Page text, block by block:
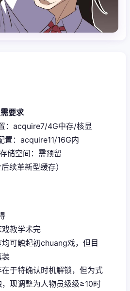
要求
​：acquire7/4G中存/核显
置​ ​：acquire11/16G内
​存储空间​ ​：需预留
续革新型缓存）
教学术完
可触起初chuang戏，但目
装
于特确认时机解锁，但为式
现调整为人物员级级≥10时